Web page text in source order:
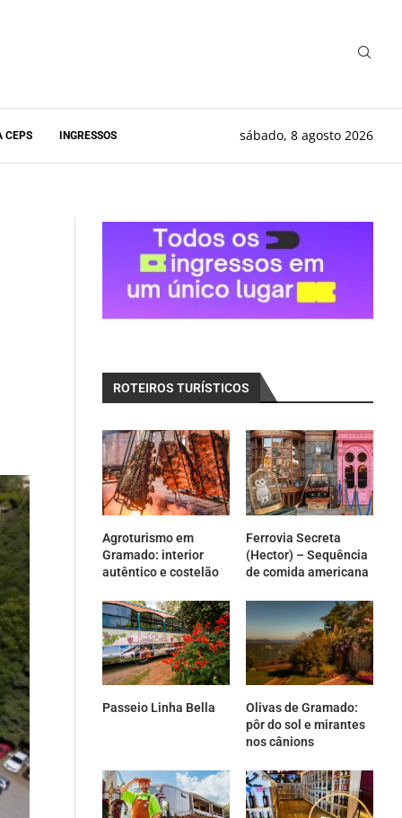
CEPS INGRESSOS sábado, 8 agosto 2026
ROTEIROS TURÍSTICOS
Agroturismo em
Gramado: interior
autêntico e costelão
Ferrovia Secreta
(Hector) – Sequência
de comida americana
Passeio Linha Bella
Olivas de Gramado:
pôr do sol e mirantes
nos cânions